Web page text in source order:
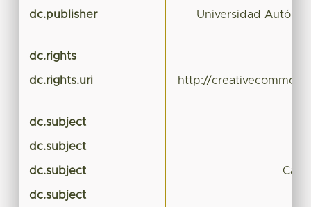
dc.publisher Universidad
dc.rights
dc.rights.uri http://
dc.subject
dc.subject
dc.subject
dc.subject